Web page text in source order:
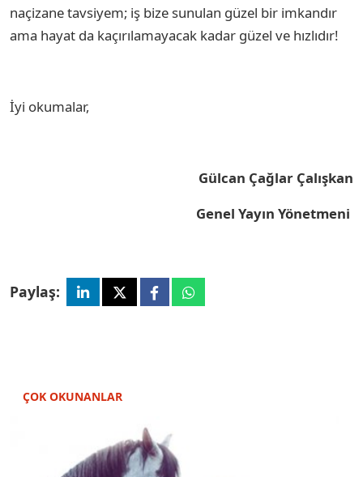
naçizane tavsiyem; iş bize sunulan güzel bir imkandır
ama hayat da kaçırılamayacak kadar güzel ve hızlıdır!
İyi okumalar,
Gülcan Çağlar Çalışkan
Genel Yayın Yönetmeni
Paylaş:
ÇOK OKUNANLAR